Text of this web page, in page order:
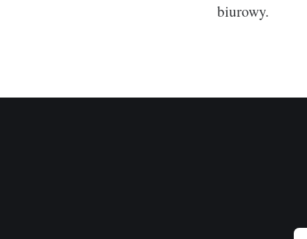
biurowy.